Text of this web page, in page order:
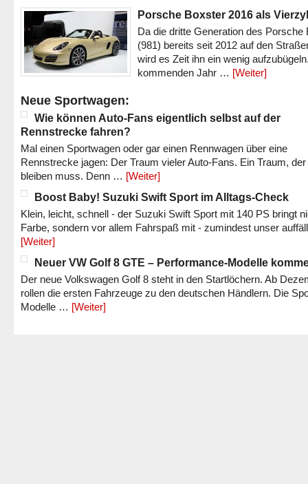
Porsche Boxster 2016 als
Da die dritte Generation des Porsche
(981) bereits seit 2012 auf den
wird es Zeit ihn ein wenig
kommenden Jahr … [Weiter]
Neue Sportwagen:
Wie können Auto-Fans eigentlich selbst auf der
Rennstrecke fahren?
Mal einen Sportwagen oder gar einen Rennwagen über eine
Rennstrecke jagen: Der Traum vieler Auto-Fans. Ein Traum,
bleiben muss. Denn … [Weiter]
Boost Baby! Suzuki Swift Sport im Alltags-Check
Klein, leicht, schnell - der Suzuki Swift Sport mit 140 PS bringt
Farbe, sondern vor allem Fahrspaß mit - zumindest unser
[Weiter]
Neuer VW Golf 8 GTE – Performance-Modelle
Der neue Volkswagen Golf 8 steht in den Startlöchern. Ab
rollen die ersten Fahrzeuge zu den deutschen Händlern. Die
Modelle … [Weiter]